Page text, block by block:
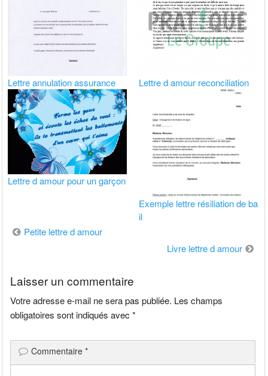
Lettre annulation assurance Lettre d amour reconciliation
Lettre d amour pour un garçon
Exemple lettre résiliation de ba
il
Navigation
Petite lettre d amour
Livre lettre d amour
Laisser un commentaire
Votre adresse e-mail ne sera pas publiée. Les champs
obligatoires sont indiqués avec*
Commentaire*